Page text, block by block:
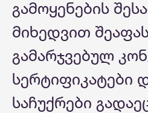
გამოყენების
მიხედვით
გამარჯვებულ
სერტიფიკატები
საჩუქრები